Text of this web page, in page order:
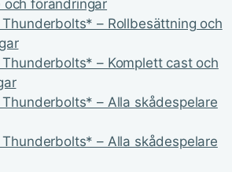
och förändringar
Thunderbolts* – Rollbesättning och
Thunderbolts* – Komplett cast och
Thunderbolts* – Alla skådespelare
Thunderbolts* – Alla skådespelare